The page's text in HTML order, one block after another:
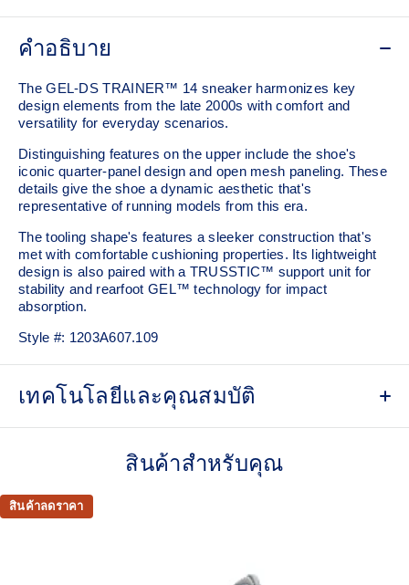
คำอธิบาย
The GEL-DS TRAINER™ 14 sneaker harmonizes key
design elements from the late 2000s with comfort and
versatility for everyday scenarios.
Distinguishing features on the upper include the shoe's
iconic quarter-panel design and open mesh paneling. These
details give the shoe a dynamic aesthetic that's
representative of running models from this era.
The tooling shape's features a sleeker construction that's
met with comfortable cushioning properties. Its lightweight
design is also paired with a TRUSSTIC™ support unit for
stability and rearfoot GEL™ technology for impact
absorption.
Style #: 1203A607.109
เทคโนโลยีและคุณสมบัติ
Breathable mesh underlays
Rearfoot GEL™ technology
Improves impact absorption
สินค้าสำหรับคุณ
สินค้าลดราคา